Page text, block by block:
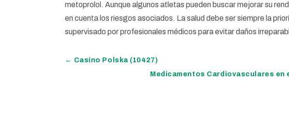
metoprolol. Aunque algunos atletas pueden buscar mejorar su
en cuenta los riesgos asociados. La salud debe ser siempre la
supervisado por profesionales médicos para evitar daños
← Casino Polska (10427)
Medicamentos Cardiovasculares